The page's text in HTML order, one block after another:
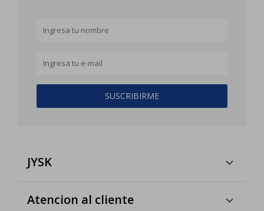
SUSCRIBIRME
JYSK
Atencion al cliente